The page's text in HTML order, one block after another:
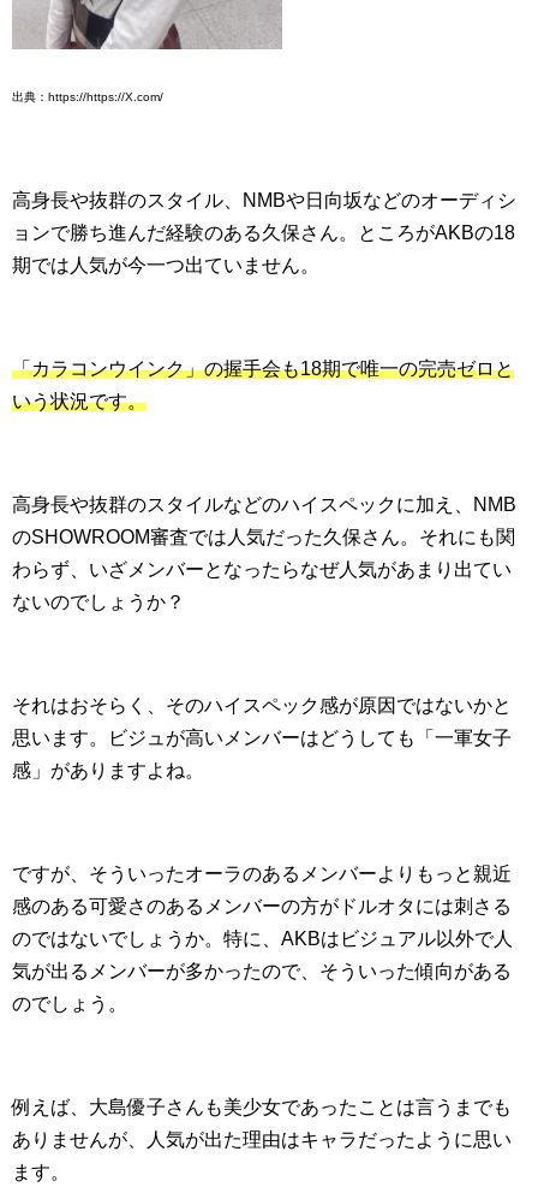
出典：https://https://X.com/
高身長や抜群のスタイル、NMBや日向坂などのオーディシ
ョンで勝ち進んだ経験のある久保さん。ところがAKBの18
期では人気が今一つ出ていません。
「カラコンウインク」の握手会も18期で唯一の完売ゼロと
いう状況です。
高身長や抜群のスタイルなどのハイスペックに加え、NMB
のSHOWROOM審査では人気だった久保さん。それにも関
わらず、いざメンバーとなったらなぜ人気があまり出てい
ないのでしょうか？
それはおそらく、そのハイスペック感が原因ではないかと
思います。ビジュが高いメンバーはどうしても「一軍女子
感」がありますよね。
ですが、そういったオーラのあるメンバーよりもっと親近
感のある可愛さのあるメンバーの方がドルオタには刺さる
のではないでしょうか。特に、AKBはビジュアル以外で人
気が出るメンバーが多かったので、そういった傾向がある
のでしょう。
例えば、大島優子さんも美少女であったことは言うまでも
ありませんが、人気が出た理由はキャラだったように思い
ます。